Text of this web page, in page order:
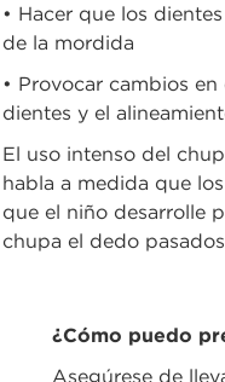
• Hacer que los
de la mordida
• Provocar cambios
dientes y el
El uso intenso del
habla a medida que
que el niño desarrolle
chupa el dedo
¿Cómo puedo
Asegúrese de